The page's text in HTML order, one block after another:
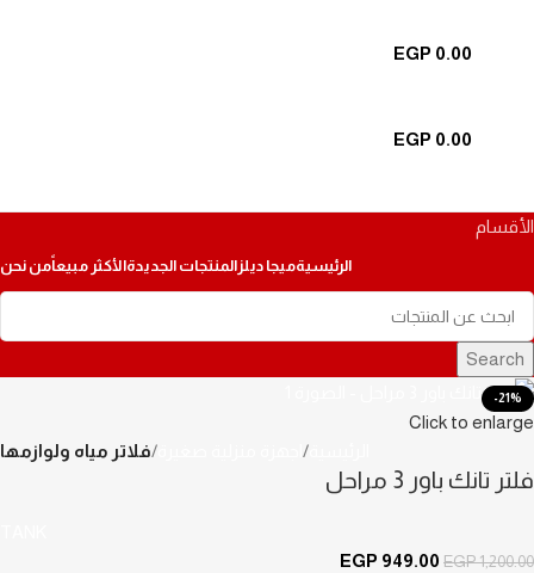
EGP 0.00
EGP 0.00
الأقسام
الرئيسيةميجا ديلز المنتجات الجديدةالأكثر مبيعاًمن نحن
Search
-21%
Click to enlarge
فلاتر مياه ولوازمها
فلتر تانك باور 3 مراحل
EGP1,200.00
EGP 949.00